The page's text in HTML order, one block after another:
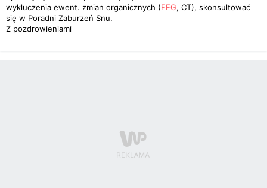
wykluczenia ewent. zmian organicznych (EEG, CT), skonsultować
się w Poradni Zaburzeń Snu.
Z pozdrowieniami